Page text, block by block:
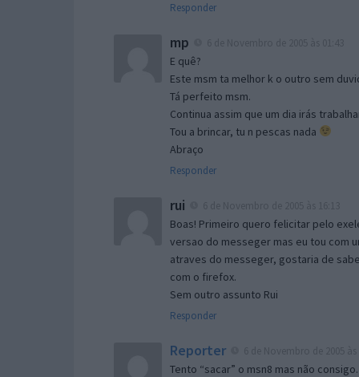
Responder
mp
E quê?
Este msm ta melhor k o outro sem
Tá perfeito msm.
Continua assim que um dia irás
Tou a brincar, tu n pescas nada
Abraço
Responder
rui
Boas! Primeiro quero felicitar pelo
versao do messeger mas eu tou com
atraves do messeger, gostaria de
com o firefox.
Sem outro assunto Rui
Responder
Reporter
Tento “sacar” o msn8 mas não